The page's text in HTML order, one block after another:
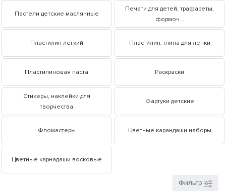
Пастели детские маслянные
Печати для детей, трафареты,
формоч...
Пластилин лёгкий Пластилин, глина для лепки
Пластилиновая паста Раскраски
Стикеры, наклейки для
творчества
Фартуки детские
Фломастеры Цветные карандаши наборы
Цветные карнадаши восковые
Фильтр